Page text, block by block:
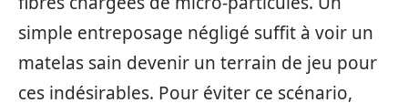
simple entreposage négligé suffit à voir un
matelas sain devenir un terrain de jeu pour
ces indésirables. Pour éviter ce scénario,